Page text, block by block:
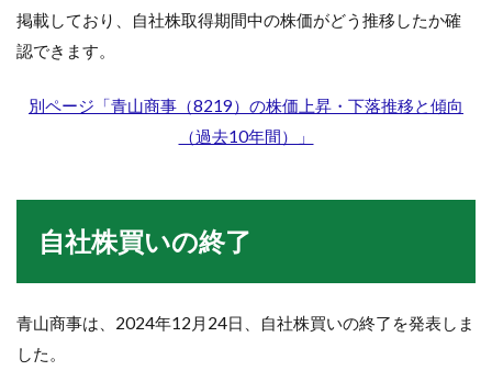
掲載しており、自社株取得期間中の株価がどう推移したか確
認できます。
別ページ「青山商事（8219）の株価上昇・下落推移と傾向
（過去10年間）」
自社株買いの終了
青山商事は、2024年12月24日、自社株買いの終了を発表しま
した。